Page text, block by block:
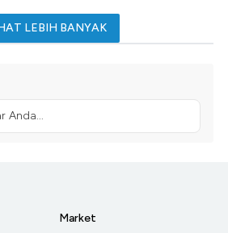
LEBIH BANYAK
Anda...
Market